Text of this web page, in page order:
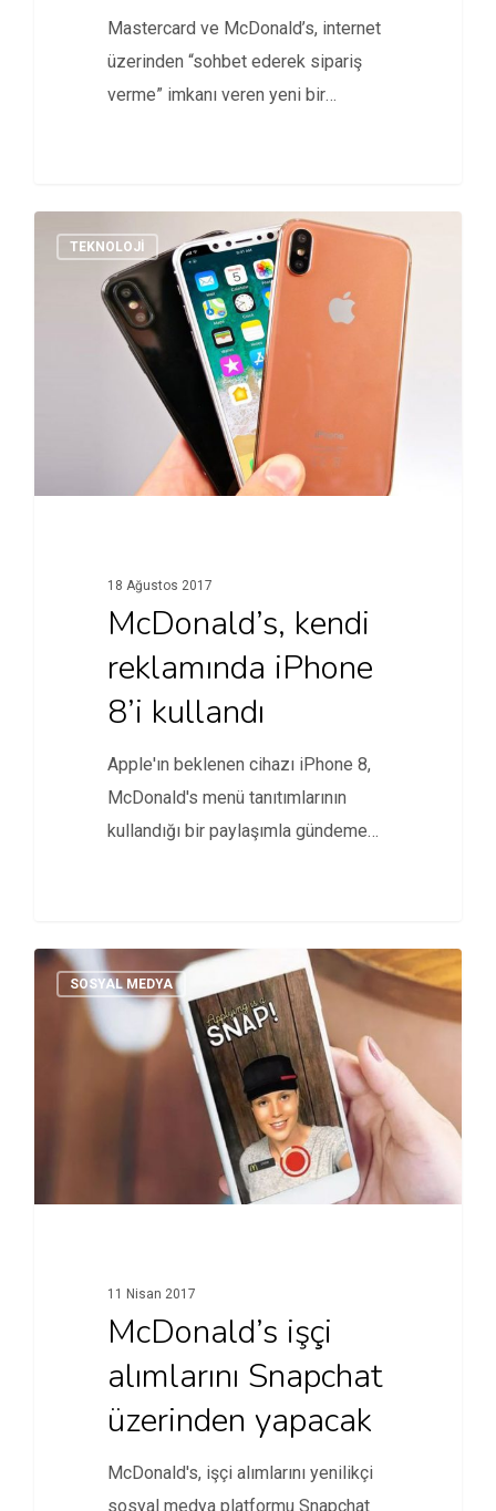
Mastercard ve McDonald’s, internet
üzerinden “sohbet ederek sipariş
verme” imkanı veren yeni bir
TEKNOLOJI
18 Ağustos 2017
McDonald’s, kendi
reklamında iPhone
8’i kullandı
Apple'ın beklenen cihazı iPhone 8,
McDonald's menü tanıtımlarının
kullandığı bir paylaşımla gündeme
SOSYAL MEDYA
11 Nisan 2017
McDonald’s işçi
alımlarını Snapchat
üzerinden yapacak
McDonald's, işçi alımlarını yenilikçi
sosyal medya platformu Snapchat